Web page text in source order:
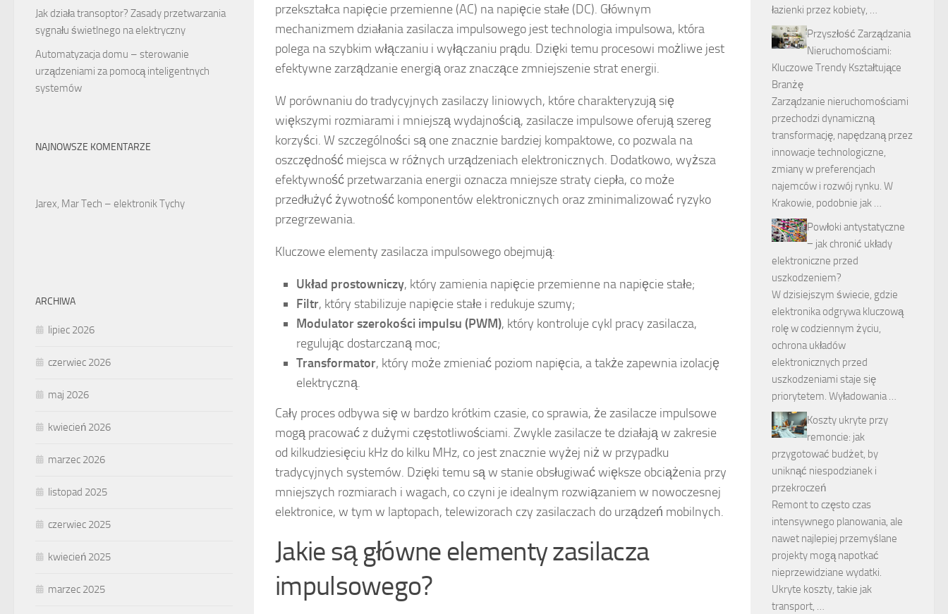
przekształca napięcie przemienne (AC) na napięcie stałe (DC). Głównym
mechanizmem działania zasilacza impulsowego jest technologia impulsowa, która
polega na szybkim włączaniu i wyłączaniu prądu. Dzięki temu procesowi możliwe jest
efektywne zarządzanie energią oraz znaczące zmniejszenie strat energii.
W porównaniu do tradycyjnych zasilaczy liniowych, które charakteryzują się
większymi rozmiarami i mniejszą wydajnością, zasilacze impulsowe oferują szereg
korzyści. W szczególności są one znacznie bardziej kompaktowe, co pozwala na
oszczędność miejsca w różnych urządzeniach elektronicznych. Dodatkowo, wyższa
efektywność przetwarzania energii oznacza mniejsze straty ciepła, co może
przedłużyć żywotność komponentów elektronicznych oraz zminimalizować ryzyko
przegrzewania.
Kluczowe elementy zasilacza impulsowego obejmują:
Układ prostowniczy, który zamienia napięcie przemienne na napięcie stałe;
Filtr, który stabilizuje napięcie stałe i redukuje szumy;
Modulator szerokości impulsu (PWM), który kontroluje cykl pracy zasilacza,
regulując dostarczaną moc;
Transformator, który może zmieniać poziom napięcia, a także zapewnia izolację
elektryczną.
Cały proces odbywa się w bardzo krótkim czasie, co sprawia, że zasilacze impulsowe
mogą pracować z dużymi częstotliwościami. Zwykle zasilacze te działają w zakresie
od kilkudziesięciu kHz do kilku MHz, co jest znacznie wyżej niż w przypadku
tradycyjnych systemów. Dzięki temu są w stanie obsługiwać większe obciążenia przy
mniejszych rozmiarach i wagach, co czyni je idealnym rozwiązaniem w nowoczesnej
elektronice, w tym w laptopach, telewizorach czy zasilaczach do urządzeń mobilnych.
Jakie są główne elementy zasilacza
impulsowego?
Jak działa transoptor? Zasady przetwarzania
sygnału świetlnego na elektryczny
Automatyzacja domu – sterowanie
urządzeniami za pomocą inteligentnych
systemów
NAJNOWSZE KOMENTARZE
Jarex, Mar Tech – elektronik Tychy
ARCHIWA
lipiec 2026
czerwiec 2026
maj 2026
kwiecień 2026
marzec 2026
listopad 2025
czerwiec 2025
kwiecień 2025
marzec 2025
łazienki przez kobiety, …
Przyszłość Zarządzania
Nieruchomościami:
Kluczowe Trendy Kształtujące
Branżę
Zarządzanie nieruchomościami
przechodzi dynamiczną
transformację, napędzaną przez
innowacje technologiczne,
zmiany w preferencjach
najemców i rozwój rynku. W
Krakowie, podobnie jak …
Powłoki antystatyczne
− jak chronić układy
elektroniczne przed
uszkodzeniem?
W dzisiejszym świecie, gdzie
elektronika odgrywa kluczową
rolę w codziennym życiu,
ochrona układów
elektronicznych przed
uszkodzeniami staje się
priorytetem. Wyładowania …
Koszty ukryte przy
remoncie: jak
przygotować budżet, by
uniknąć niespodzianek i
przekroczeń
Remont to często czas
intensywnego planowania, ale
nawet najlepiej przemyślane
projekty mogą napotkać
nieprzewidziane wydatki.
Ukryte koszty, takie jak
transport, …